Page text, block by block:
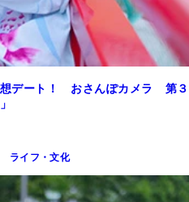
想デート！ おさんぽカメラ 第３
ライフ・文化